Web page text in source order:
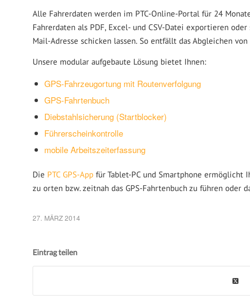
Alle Fahrerdaten werden im PTC-Online-Portal für 24
Fahrerdaten als PDF, Excel- und CSV-Datei exportieren
Mail-Adresse schicken lassen. So entfällt das Abgleichen
Unsere modular aufgebaute Lösung bietet Ihnen:
GPS-Fahrzeugortung mit Routenverfolgung
GPS-Fahrtenbuch
Diebstahlsicherung (Startblocker)
Führerscheinkontrolle
mobile Arbeitszeiterfassung
Die PTC GPS-App für Tablet-PC und Smartphone ermöglicht
zu orten bzw. zeitnah das GPS-Fahrtenbuch zu führen oder
27. MÄRZ 2014
Eintrag teilen